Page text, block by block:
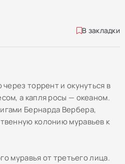
В закладки
торрент и окунуться в
а капля росы — океаном.
Бернарда Вербера,
колонию муравьев к
муравья от третьего лица.